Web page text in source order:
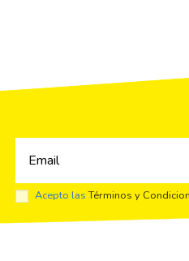
Acepto lasTérminos y